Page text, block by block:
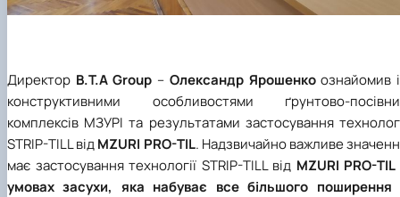
Директор B.T.A Group – Олександр Ярошенкоознайомив
конструктивними особливостями ґрунтово-
комплексів МЗУРІ та результатами застосування
STRIP-TILL відMZURI PRO-TIL. Надзвичайно важливе
має застосування технології STRIP-TILL від MZURI PRO-TIL
умовах засухи, яка набуває все більшого поширення